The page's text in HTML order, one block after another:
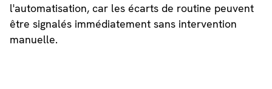
l'automatisation, car les écarts de routine peuvent
être signalés immédiatement sans intervention
manuelle.